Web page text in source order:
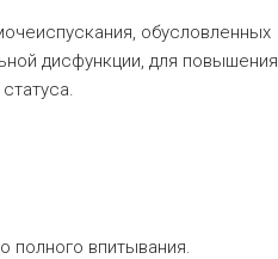
обусловленных
дисфункции, для повышения
полного впитывания.